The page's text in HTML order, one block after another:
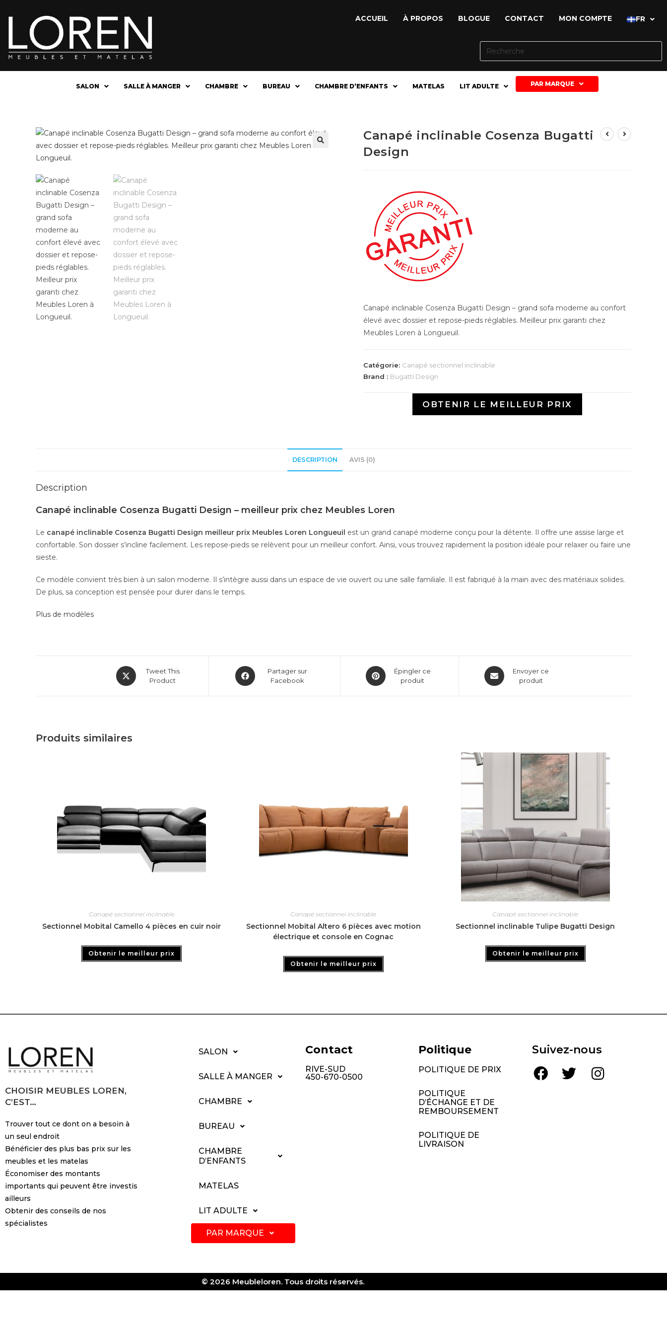
ACCUEIL À PROPOS BLOGUE CONTACT MON COMPTE FR
SALON SALLE À MANGER CHAMBRE BUREAU CHAMBRE D’ENFANTS MATELAS LIT ADULTE PAR MARQUE
Canapé inclinable Cosenza Bugatti
Design
Canapé inclinable Cosenza Bugatti Design – grand sofa moderne au confort
élevé avec dossier et repose-pieds réglables. Meilleur prix garanti chez
Meubles Loren à Longueuil.
Catégorie: Canapé sectionnel inclinable
Brand : Bugatti Design
OBTENIR LE MEILLEUR PRIX
DESCRIPTION AVIS (0)
Description
Canapé inclinable Cosenza Bugatti Design – meilleur prix chez Meubles Loren
Le canapé inclinable Cosenza Bugatti Design meilleur prix Meubles Loren Longueuil est un grand canapé moderne conçu pour la détente. Il offre une assise large et
confortable. Son dossier s’incline facilement. Les repose-pieds se relèvent pour un meilleur confort. Ainsi, vous trouvez rapidement la position idéale pour relaxer ou faire une
sieste.
Ce modèle convient très bien à un salon moderne. Il s’intègre aussi dans un espace de vie ouvert ou une salle familiale. Il est fabriqué à la main avec des matériaux solides.
De plus, sa conception est pensée pour durer dans le temps.
Plus de modèles
Tweet This
Product
Partager sur
Facebook
Épingler ce
produit
Envoyer ce
produit
Produits similaires
Canapé sectionnel inclinable
Sectionnel Mobital Camello 4 pièces en cuir noir
Obtenir le meilleur prix
Canapé sectionnel inclinable
Sectionnel Mobital Altero 6 pièces avec motion
électrique et console en Cognac
Obtenir le meilleur prix
Canapé sectionnel inclinable
Sectionnel inclinable Tulipe Bugatti Design
Obtenir le meilleur prix
CHOISIR MEUBLES LOREN,
C’EST…
Trouver tout ce dont on a besoin à
un seul endroit
Bénéficier des plus bas prix sur les
meubles et les matelas
Économiser des montants
importants qui peuvent être investis
ailleurs
Obtenir des conseils de nos
spécialistes
SALON
SALLE À MANGER
CHAMBRE
BUREAU
CHAMBRE
D’ENFANTS
MATELAS
LIT ADULTE
PAR MARQUE
Contact
RIVE-SUD
450-670-0500
Politique
POLITIQUE DE PRIX
POLITIQUE
D’ÉCHANGE ET DE
REMBOURSEMENT
POLITIQUE DE
LIVRAISON
Suivez-nous
© 2026 Meubleloren. Tous droits réservés.